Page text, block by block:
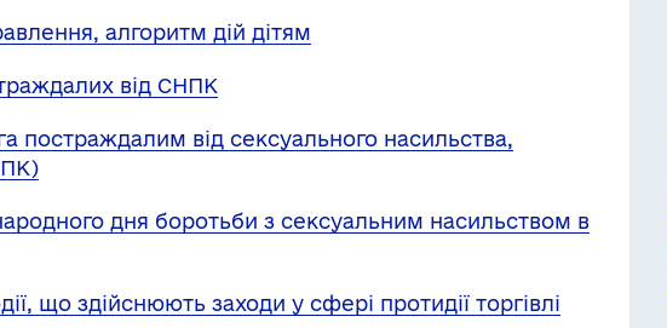
алгоритм дій дітям
від СНПК
постраждалим від сексуального насильства,
дня боротьби з сексуальним насильством в
що здійснюють заходи у сфері протидії торгівлі